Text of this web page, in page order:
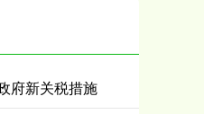
府新关税措施